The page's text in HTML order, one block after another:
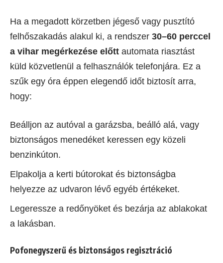
Ha a megadott körzetben jégeső vagy pusztító
felhőszakadás alakul ki, a rendszer 30–60 perccel
a vihar megérkezése előtt automata riasztást
küld közvetlenül a felhasználók telefonjára. Ez a
szűk egy óra éppen elegendő időt biztosít arra,
hogy:
Beálljon az autóval a garázsba, beálló alá, vagy
biztonságos menedéket keressen egy közeli
benzinkúton.
Elpakolja a kerti bútorokat és biztonságba
helyezze az udvaron lévő egyéb értékeket.
Legeressze a redőnyöket és bezárja az ablakokat
a lakásban.
Pofonegyszerű és biztonságos regisztráció